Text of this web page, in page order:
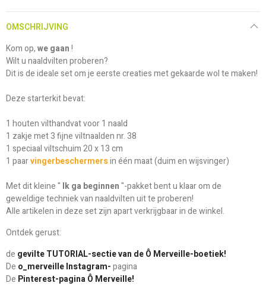
OMSCHRIJVING
Kom op,we gaan!
Wilt u naaldvilten proberen?
Dit is de ideale set om je eerste creaties met gekaarde wol te maken!
Deze starterkit bevat:
1 houten vilthandvat voor 1 naald
1 zakje met 3 fijne viltnaalden nr. 38
1 speciaal viltschuim 20 x 13 cm
1 paarvingerbeschermersin één maat (duim en wijsvinger)
Met dit kleine " Ik ga beginnen"-pakket bent u klaar om de
geweldige techniek van naaldvilten uit te proberen!
Alle artikelen in deze set zijn apart verkrijgbaar in de winkel.
Ontdek gerust:
de gevilte TUTORIAL-sectie van de Ô Merveille-boetiek!
De o_merveille Instagram-pagina
De Pinterest-pagina Ô Merveille!